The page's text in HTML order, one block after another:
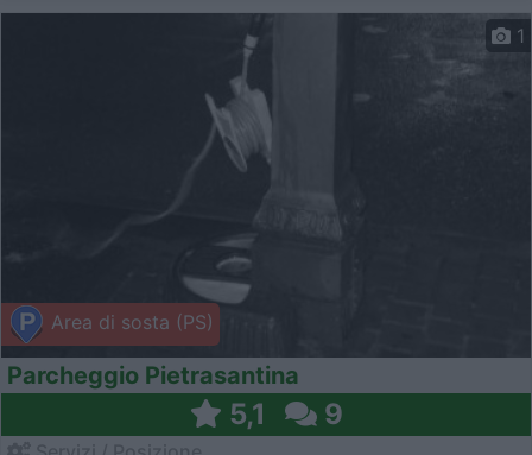
Area di sosta (PS)
1
Parcheggio Pietrasantina
5,1 9